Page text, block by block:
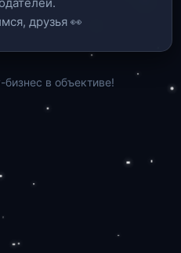
друзья 👀
в объективе!